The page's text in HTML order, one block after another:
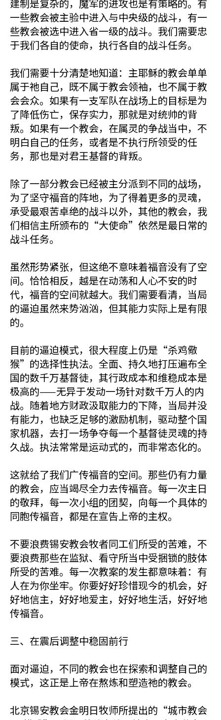
建制是复杂的，魔军的进攻也是有策略的。有
一些教会被主验中进入与中央级的战斗，有一
些教会被选中进入省一级的战斗。我们需要忠
于我们各自的使命，执行各自的战斗任务。
我们需要十分清楚地知道：主耶稣的教会单单
属于祂自己，既不属于教会领袖，也不属于教
会会众。如果有一支军队在战场上的目标是为
了降低伤亡，保存实力，那就是对统帅的背
叛。如果有一个教会，在属灵的争战当中，不
明白自己的任务，或者是不执行所领受的任
务，那也是对君王基督的背叛。
除了一部分教会已经被主分派到不同的战场，
为了坚守福音的阵地，为了得着更多的灵魂，
承受最艰苦卓绝的战斗以外，其他的教会，我
们相信主所颁布的“大使命”依然是最日常的
战斗任务。
虽然形势紧张，但这绝不意味着福音没有了空
间。恰恰相反，越是在动荡和人心不安的时
代，福音的空间就越大。我们需要看清，当局
的逼迫虽然来势汹汹，但其能力实际上是有限
的。
目前的逼迫模式，很大程度上仍是“杀鸡儆
猴”的选择性执法。全面、持久地打压遍布全
国的数千万基督徒，其行政成本和维稳成本是
极高的——无异于发动一场针对数千万人的内
战。随着地方财政汲取能力的下降，当局并没
有能力，也缺乏足够的激励机制，驱动整个国
家机器，去打一场争夺每一个基督徒灵魂的持
久战。执法常常是运动式的，而非常态化的。
这就给了我们广传福音的空间。那些仍有力量
的教会，应当竭尽全力去传福音。每一次主日
的敬拜，每一次小组的团契，向每一个具体的
同胞传福音，都是在宣告上帝的主权。
不要浪费锡安教会牧者同工们所受的苦难，不
要浪费那些在监狱、看守所当中受捆锁的肢体
所受的苦难。每一次教案的发生都意味着：有
人在为你坐牢。你要好好珍惜现今的机会，好
好地信主，好好地爱主，好好地生活，好好地
传福音。
三、在震后调整中稳固前行
面对逼迫，不同的教会也在探索和调整自己的
模式，这正是上帝在熬炼和塑造祂的教会。
北京锡安教会金明日牧师所提出的“城市教会